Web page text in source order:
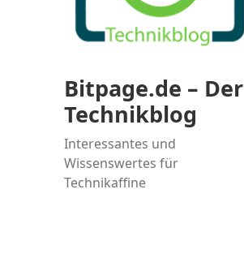
Bitpage.de – Der
Technikblog
Interessantes und
Wissenswertes für
Technikaffine